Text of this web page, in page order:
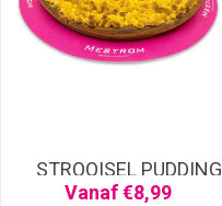
STROOISEL PUDDING
Vanaf €8,99